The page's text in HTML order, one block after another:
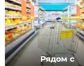
Рядом с